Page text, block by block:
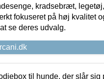
kradsebræt,
fokuseret på høj kvalitet
se deres udvalg.
til hunde, der slår sig